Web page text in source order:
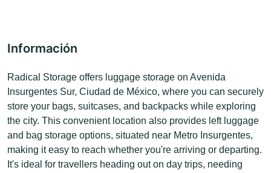
Información
Radical Storage offers luggage storage on Avenida
Insurgentes Sur, Ciudad de México, where you can securely
store your bags, suitcases, and backpacks while exploring
the city. This convenient location also provides left luggage
and bag storage options, situated near Metro Insurgentes,
making it easy to reach whether you're arriving or departing.
It's ideal for travellers heading out on day trips, needing